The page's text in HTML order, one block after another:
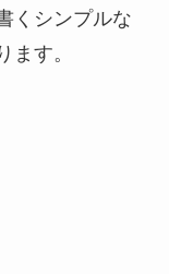
くシンプルな
ます。